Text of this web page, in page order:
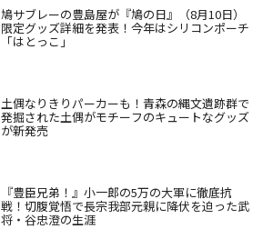
鳩サブレーの豊島屋が『鳩の日』（8月10日）
限定グッズ詳細を発表！今年はシリコンポーチ
「はとっこ」
土偶なりきりパーカーも！青森の縄文遺跡群で
発掘された土偶がモチーフのキュートなグッズ
が新発売
『豊臣兄弟！』小一郎の5万の大軍に徹底抗
戦！切腹覚悟で長宗我部元親に降伏を迫った武
将・谷忠澄の生涯